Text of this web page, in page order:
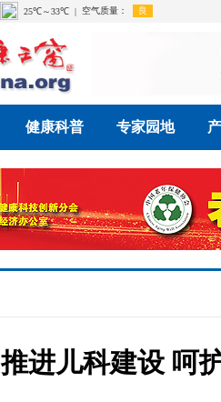
健康科普 专家园地
推进儿科建设 呵